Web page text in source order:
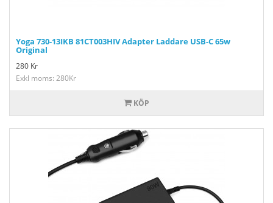
Yoga 730-13IKB 81CT003HIV Adapter Laddare USB-C 65w
Original
280 Kr
Exkl moms: 280Kr
KÖP